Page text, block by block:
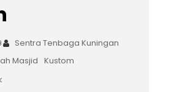
Sentra Tenbaga Kuningan
Masjid Kustom